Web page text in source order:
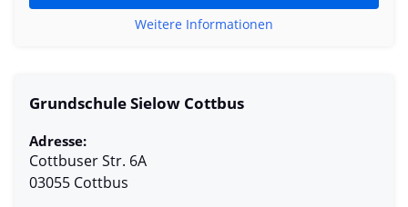
Weitere Informationen
Grundschule Sielow Cottbus
Adresse:
Cottbuser Str. 6A
03055 Cottbus